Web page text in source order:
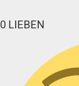
0 LIEBEN